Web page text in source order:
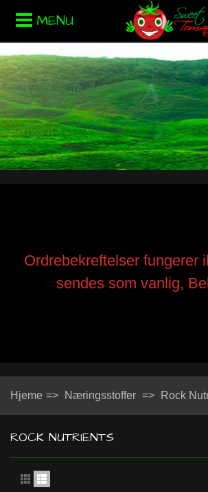
MENU
Ordrebekreftelser fungerer
sendes som vanlig,
Hjeme => Næringsstoffer => Rock
ROCK NUTRIENTS